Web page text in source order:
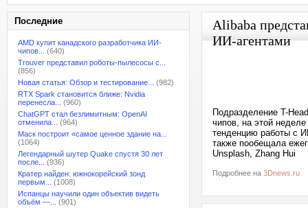
Последние
AMD купит канадского разработчика ИИ-
чипов...
(640)
Trouver представил роботы-пылесосы с...
(856)
Новая статья: Обзор и тестирование...
(982)
RTX Spark становится ближе: Nvidia
перенесла...
(960)
ChatGPT стал безлимитным: OpenAI
отменила...
(964)
Маск построит «самое ценное здание на...
(1064)
Легендарный шутер Quake спустя 30 лет
после...
(936)
Кратер найден: южнокорейский зонд
первым...
(1008)
Испанцы научили один объектив видеть
объём —...
(901)
Alibaba
ИИ-агентами
Подразделение T-
чипов, на этой
тенденцию работы с
также пообещала
Unsplash, Zhang Hui
Подробнее на 3Dnews.ru